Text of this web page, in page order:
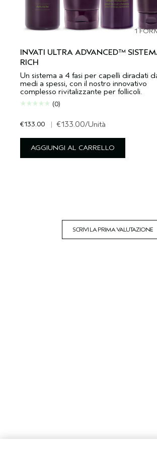
1
INVATI ULTRA ADVANCED™
RICH
Un sistema a 4 fasi per capelli diradati
medi a spessi, con il nostro innovativo
complesso rivitalizzante per follicoli.
(0)
€133.00 | €133.00/Unità
AGGIUNGI AL CARRELLO
SCRIVI LA PRIMA VALUTAZIONE